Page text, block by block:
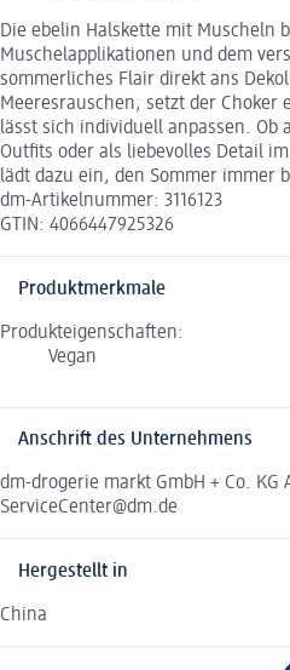
Die ebelin Halskette mit Muscheln
Muschelapplikationen und dem
sommerliches Flair direkt ans
Meeresrauschen, setzt der
lässt sich individuell anpassen. Ob
Outfits oder als liebevolles Detail
lädt dazu ein, den Sommer immer
dm-Artikelnummer: 3116123
GTIN: 4066447925326
Produktmerkmale
Produkteigenschaften:
Vegan
Anschrift des Unternehmens
dm-drogerie markt GmbH + Co. KG
ServiceCenter@dm.de
Hergestellt in
China